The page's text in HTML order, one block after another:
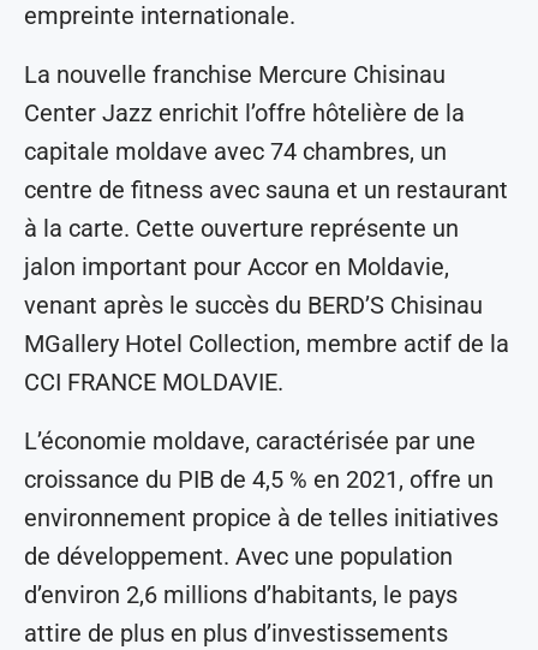
empreinte internationale.
La nouvelle franchise Mercure Chisinau
Center Jazz enrichit l’offre hôtelière de la
capitale moldave avec 74 chambres, un
centre de fitness avec sauna et un restaurant
à la carte. Cette ouverture représente un
jalon important pour Accor en Moldavie,
venant après le succès du BERD’S Chisinau
MGallery Hotel Collection, membre actif de la
CCI FRANCE MOLDAVIE.
L’économie moldave, caractérisée par une
croissance du PIB de 4,5 % en 2021, offre un
environnement propice à de telles initiatives
de développement. Avec une population
d’environ 2,6 millions d’habitants, le pays
attire de plus en plus d’investissements